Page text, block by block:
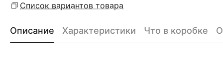
Список вариантов товара
Описание Характеристики Что в коробке